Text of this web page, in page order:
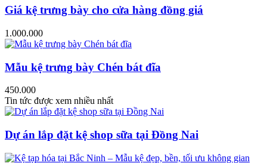
Giá kệ trưng bày cho cửa hàng đồng giá
1.000.000
Mẫu kệ trưng bày Chén bát đĩa
450.000
Tin tức được xem nhiều nhất
Dự án lắp đặt kệ shop sữa tại Đồng Nai